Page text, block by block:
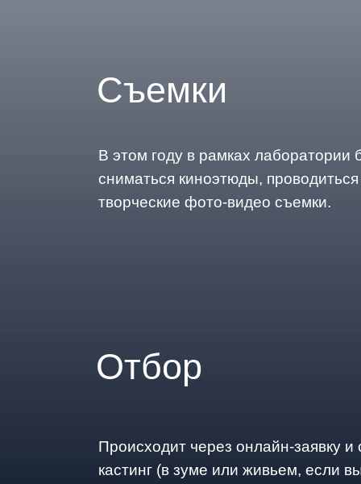
В этом году в рамках лаборатории
сниматься киноэтюды, проводиться
творческие фото-видео съемки.
Съемки
Происходит через онлайн-заявку и
кастинг (в зуме или живьем, если
Отбор